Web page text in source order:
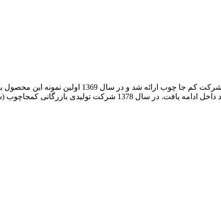
ایده تولید تخت تاشوی دیواری برای اولین بار در
سال 1374 آغاز و سال 1375 با بهره گیری از یراق آلات و جک های